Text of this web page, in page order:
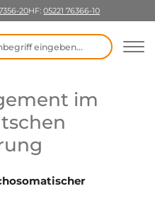
20HF: 05221 76366-10
eingeben
im